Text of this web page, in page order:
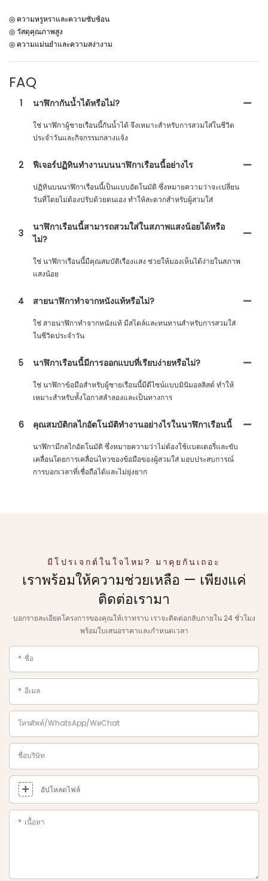
◎ ความหรูหราและความซับซ้อน
◎ วัสดุคุณภาพสูง
◎ ความแม่นยำและความสง่างาม
FAQ
1 นาฬิกากันน้ำได้หรือไม่?
ใช่ นาฬิกาผู้ชายเรือนนี้กันน้ำได้ จึงเหมาะสำหรับการสวมใส่ในชีวิต
ประจำวันและกิจกรรมกลางแจ้ง
2 ฟีเจอร์ปฏิทินทำงานบนนาฬิกาเรือนนี้อย่างไร
ปฏิทินบนนาฬิกาเรือนนี้เป็นแบบอัตโนมัติ ซึ่งหมายความว่าจะเปลี่ยน
วันที่โดยไม่ต้องปรับด้วยตนเอง ทำให้สะดวกสำหรับผู้สวมใส่
3
นาฬิกาเรือนนี้สามารถสวมใส่ในสภาพแสงน้อยได้หรือ
ไม่?
ใช่ นาฬิกาเรือนนี้มีคุณสมบัติเรืองแสง ช่วยให้มองเห็นได้ง่ายในสภาพ
แสงน้อย
4 สายนาฬิกาทำจากหนังแท้หรือไม่?
ใช่ สายนาฬิกาทำจากหนังแท้ มีสไตล์และทนทานสำหรับการสวมใส่
ในชีวิตประจำวัน
5 นาฬิกาเรือนนี้มีการออกแบบที่เรียบง่ายหรือไม่?
ใช่ นาฬิกาข้อมือสำหรับผู้ชายเรือนนี้มีดีไซน์แบบมินิมอลลิสต์ ทำให้
เหมาะสำหรับทั้งโอกาสลำลองและเป็นทางการ
6 คุณสมบัติกลไกอัตโนมัติทำงานอย่างไรในนาฬิกาเรือนนี้
นาฬิกามีกลไกอัตโนมัติ ซึ่งหมายความว่าไม่ต้องใช้แบตเตอรี่และขับ
เคลื่อนโดยการเคลื่อนไหวของข้อมือของผู้สวมใส่ มอบประสบการณ์
การบอกเวลาที่เชื่อถือได้และไม่ยุ่งยาก
มีโปรเจกต์ในใจไหม? มาคุยกันเถอะ
เราพร้อมให้ความช่วยเหลือ — เพียงแค่
ติดต่อเรามา
บอกรายละเอียดโครงการของคุณให้เราทราบ เราจะติดต่อกลับภายใน 24 ชั่วโมง
พร้อมใบเสนอราคาและกำหนดเวลา
ชื่อ
อีเมล
โทรศัพท์/WhatsApp/WeChat
ชื่อบริษัท
อัปโหลดไฟล์
เนื้อหา